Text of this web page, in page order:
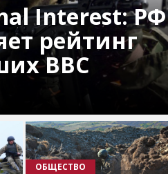
Interest: РФ
рейтинг
ВВС
ОБЩЕСТВО